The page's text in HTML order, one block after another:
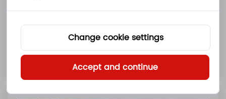
Jul 10 2026
اقرأ المزيد
Change cookie settings
Accept and continue